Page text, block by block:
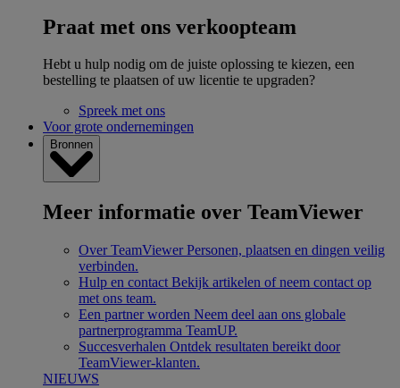
Praat met ons verkoopteam
Hebt u hulp nodig om de juiste oplossing te kiezen, een
bestelling te plaatsen of uw licentie te upgraden?
Spreek met ons
Voor grote ondernemingen
Bronnen
Meer informatie over TeamViewer
Over TeamViewer Personen, plaatsen en dingen veilig
verbinden.
Hulp en contact Bekijk artikelen of neem contact op
met ons team.
Een partner worden Neem deel aan ons globale
partnerprogramma TeamUP.
Succesverhalen Ontdek resultaten bereikt door
TeamViewer-klanten.
NIEUWS